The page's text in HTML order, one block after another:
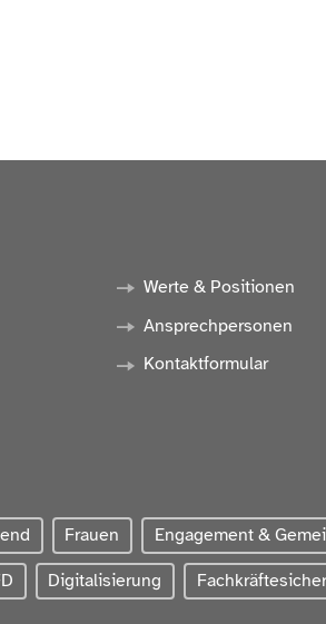
Werte & Positionen
Ansprechpersonen
Kontaktformular
Frauen Engagement &
Digitalisierung